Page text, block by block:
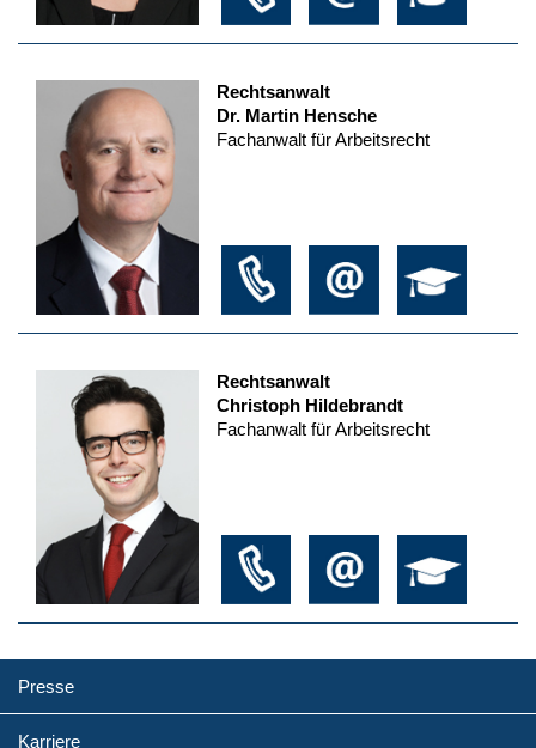
Rechtsanwalt
Dr. Martin Hensche
Fachanwalt für Arbeitsrecht
Rechtsanwalt
Christoph Hildebrandt
Fachanwalt für Arbeitsrecht
Presse
Karriere